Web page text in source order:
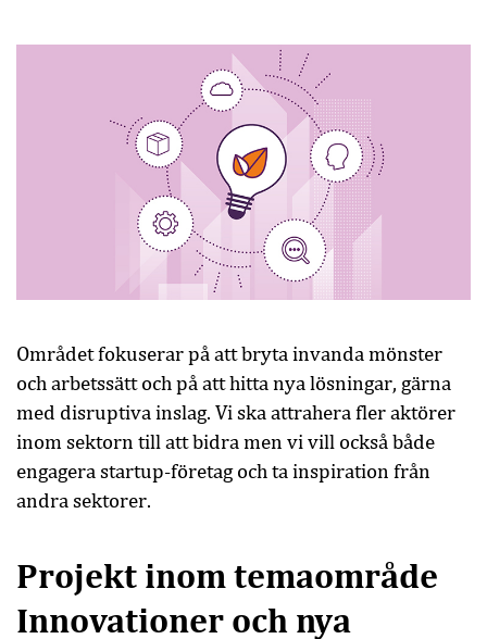
Området fokuserar på att bryta invanda mönster
och arbetssätt och på att hitta nya lösningar, gärna
med disruptiva inslag. Vi ska attrahera fler aktörer
inom sektorn till att bidra men vi vill också både
engagera startup-företag och ta inspiration från
andra sektorer.
Projekt inom temaområde
Innovationer och nya